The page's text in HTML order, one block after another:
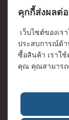
เกี่ยวกับ RS /
RS ทั่วโลก / RS
Worldwide
บริษัทในเครือ
เกี่ยวกับ RS /
คุกกี้ส่งผลต่
เว็บไซต์ของเร
ประสบการณ์ด้า
ซื้อสินค้า เราใ
คุณ คุณสามารถ